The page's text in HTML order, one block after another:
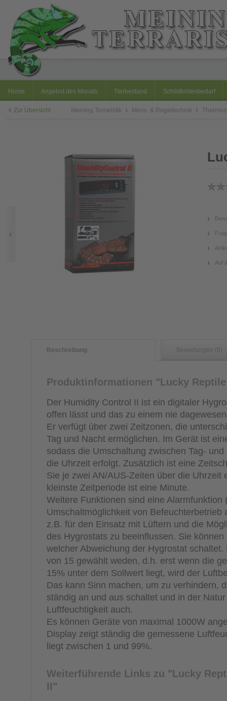
Home Angebot des Monats Tierbestand Schildkrötenbedarf
Zur Übersicht Meining Terraristik Mess- & Regeltechnik
Auf
Beschreibung Bewertungen (0)
Produktinformationen "Lucky
Der Humidity Control II ist ein digitaler
offen lässt und das zu einem nie
Er verfügt über zwei Zeitzonen, die
Tag und Nacht ermöglichen. Im Gerät ist
sodass die Umschaltung zwischen Tag-
die Uhrzeit erfolgt. Zusätzlich ist eine
Sie je zwei AN/AUS-Zeiten über die Uhrzeit
kleinste Zeitperiode ist eine Minute.
Weitere Funktionen sind eine Alarmfunktion
Umschaltmöglichkeit von Befeuchterbetrieb
z.B. für den Einsatz mit Lüftern und die
des Hygrostats zu beeinflussen. Sie
welcher Abweichung der Hygrostat
von 15 gewählt weden, d.h. erst wenn die
15% unter dem Sollwert liegt, wird der
Das kann Sinn machen, um zu verhindern,
ständig an und aus schaltet und in der
Luftfeuchtigkeit auch.
Es können Geräte von maximal 1000W
Display zeigt ständig die gemessene
liegt zwischen 1 und 99%.
Weiterführende Links zu "Lucky
II"